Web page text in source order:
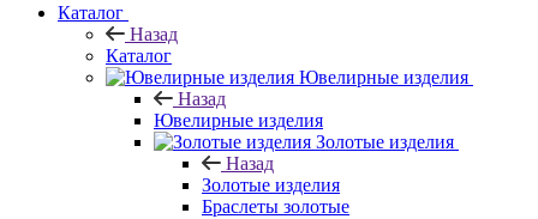
Каталог
Назад
Каталог
Ювелирные изделия
Назад
Ювелирные изделия
Золотые изделия
Назад
Золотые изделия
Браслеты золотые